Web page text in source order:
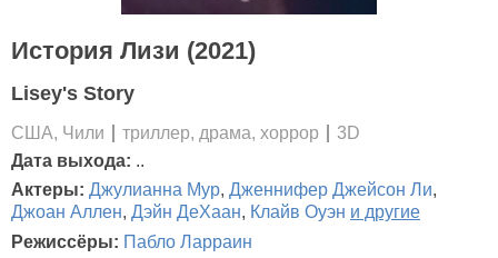
История Лизи (2021)
Lisey's Story
США, Чили триллер, драма, хоррор
3D
Дата выхода: ..
Актеры: Джулианна Мур, Дженнифер Джейсон Ли,
Джоан Аллен, Дэйн ДеХаан, Клайв Оуэн и другие
Режиссёры: Пабло Ларраин